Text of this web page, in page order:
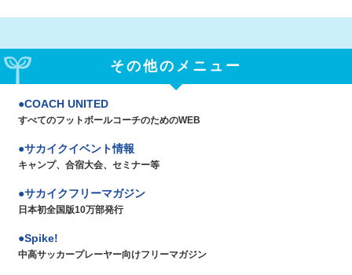
その他のメニュー
COACH UNITED
すべてのフットボールコーチのためのWEB
サカイクイベント情報
キャンプ、合宿大会、セミナー等
サカイクフリーマガジン
日本初全国版10万部発行
Spike!
中高サッカープレーヤー向けフリーマガジン